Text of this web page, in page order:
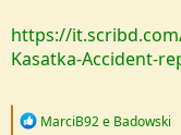
https://
Kasatka-Accident-
R
MarciB92e Badowski